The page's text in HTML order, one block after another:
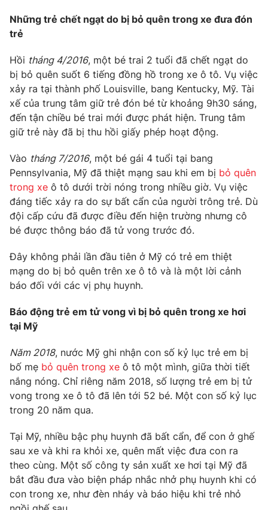
Video Shorts video
VTV Money VTV Thể thao
VTV Sức khoẻ Bất động sản
Thị trường 24h Tấm lòng Việt
VTV4 Vươn mình bằng AI
VTV9 VTV8
Liên hệ tòa soạn English
Theo dõi báo trên
Cơ quan chủ quản:Đài Truyền hình Việt Nam
Cơ quan báo chí:Thời báo VTV
cấp ngày 29/12/2023
Tổng Biên tập: Vũ Thanh Thủy
Phó Tổng Biên tập:Nguyễn Thị Mỹ Hạnh, Phạm Quốc Thắng,
Nguyễn Trọng Ninh
Tổng đài VTV:024.38 355 931 - 024.38 355 932
Những trẻ chết ngạt do bị bỏ quên trong xe đưa đón
trẻ
Hồi tháng 4/2016, một bé trai 2 tuổi đã chết ngạt do
bị bỏ quên suốt 6 tiếng đồng hồ trong xe ô tô. Vụ việc
xảy ra tại thành phố Louisville, bang Kentucky, Mỹ. Tài
xế của trung tâm giữ trẻ đón bé từ khoảng 9h30 sáng,
đến tận chiều bé trai mới được phát hiện. Trung tâm
giữ trẻ này đã bị thu hồi giấy phép hoạt động.
Vào tháng 7/2016, một bé gái 4 tuổi tại bang
Pennsylvania, Mỹ đã thiệt mạng sau khi em bị bỏ quên
trong xe ô tô dưới trời nóng trong nhiều giờ. Vụ việc
đáng tiếc xảy ra do sự bất cẩn của người trông trẻ. Dù
đội cấp cứu đã được điều đến hiện trường nhưng cô
bé được thông báo đã tử vong trước đó.
Đây không phải lần đầu tiên ở Mỹ có trẻ em thiệt
mạng do bị bỏ quên trên xe ô tô và là một lời cảnh
báo đối với các vị phụ huynh.
Báo động trẻ em tử vong vì bị bỏ quên trong xe hơi
tại Mỹ
Năm 2018, nước Mỹ ghi nhận con số kỷ lục trẻ em bị
bố mẹ bỏ quên trong xe ô tô một mình, giữa thời tiết
nắng nóng. Chỉ riêng năm 2018, số lượng trẻ em bị tử
vong trong xe ô tô đã lên tới 52 bé. Một con số kỷ lục
trong 20 năm qua.
Tại Mỹ, nhiều bậc phụ huynh đã bất cẩn, để con ở ghế
sau xe và khi ra khỏi xe, quên mất việc đưa con ra
theo cùng. Một số công ty sản xuất xe hơi tại Mỹ đã
bắt đầu đưa vào biện pháp nhắc nhở phụ huynh khi có
con trong xe, như đèn nháy và báo hiệu khi trẻ nhỏ